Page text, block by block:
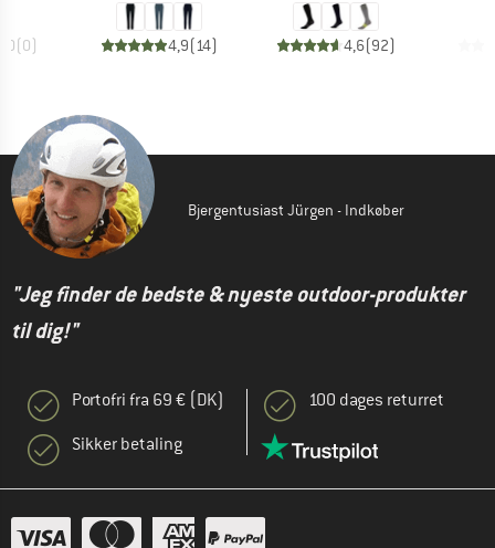
(0) 4,9(14) 4,6(92)
Bjergentusiast Jürgen - Indkøber
"Jeg finder de bedste & nyeste outdoor-produkter
til dig!"
Portofri fra 69 € (DK)
Sikker betaling
100 dages returret